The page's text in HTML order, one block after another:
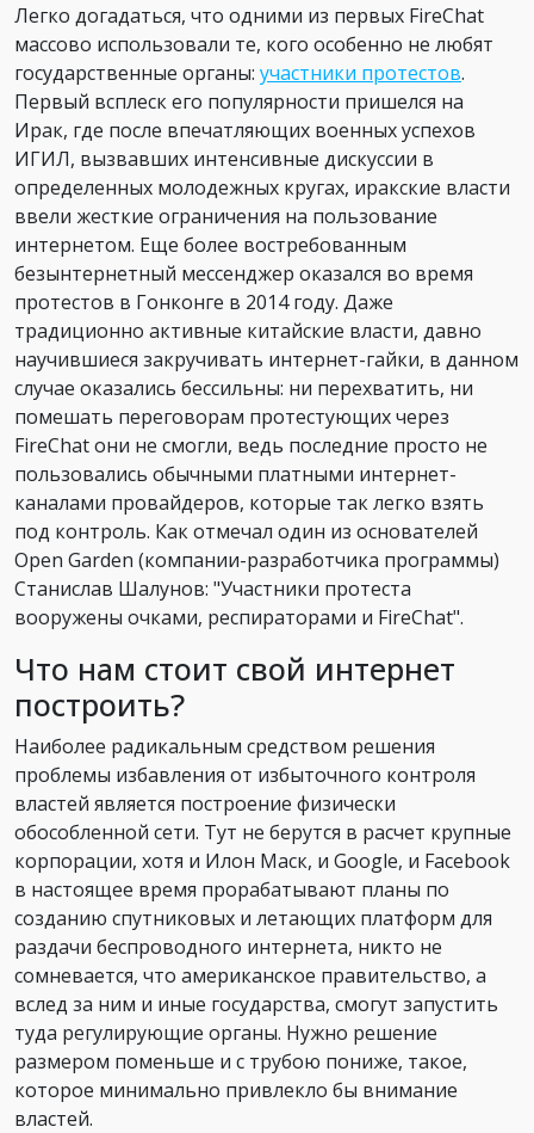
Легко догадаться, что одними из первых FireChat
массово использовали те, кого особенно не любят
государственные органы: участники протестов.
Первый всплеск его популярности пришелся на
Ирак, где после впечатляющих военных успехов
ИГИЛ, вызвавших интенсивные дискуссии в
определенных молодежных кругах, иракские власти
ввели жесткие ограничения на пользование
интернетом. Еще более востребованным
безынтернетный мессенджер оказался во время
протестов в Гонконге в 2014 году. Даже
традиционно активные китайские власти, давно
научившиеся закручивать интернет-гайки, в данном
случае оказались бессильны: ни перехватить, ни
помешать переговорам протестующих через
FireChat они не смогли, ведь последние просто не
пользовались обычными платными интернет-
каналами провайдеров, которые так легко взять
под контроль. Как отмечал один из основателей
Open Garden (компании-разработчика программы)
Станислав Шалунов: "Участники протеста
вооружены очками, респираторами и FireChat".
Что нам стоит свой интернет
построить?
Наиболее радикальным средством решения
проблемы избавления от избыточного контроля
властей является построение физически
обособленной сети. Тут не берутся в расчет крупные
корпорации, хотя и Илон Маск, и Google, и Facebook
в настоящее время прорабатывают планы по
созданию спутниковых и летающих платформ для
раздачи беспроводного интернета, никто не
сомневается, что американское правительство, а
вслед за ним и иные государства, смогут запустить
туда регулирующие органы. Нужно решение
размером поменьше и с трубою пониже, такое,
которое минимально привлекло бы внимание
властей.